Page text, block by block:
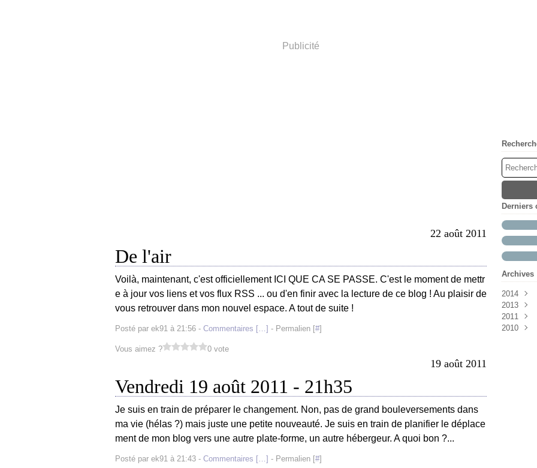
Publicité
22 août 2011
De l'air
Voilà, maintenant, c'est officiellement ICI QUE CA SE PASSE. C'est le moment de mettr
e à jour vos liens et vos flux RSS ... ou d'en finir avec la lecture de ce blog ! Au plaisir de
vous retrouver dans mon nouvel espace. A tout de suite !
Posté par ek91 à 21:56 - Commentaires […] - Permalien [#]
Vous aimez ? 0 vote
19 août 2011
Vendredi 19 août 2011 - 21h35
Je suis en train de préparer le changement. Non, pas de grand bouleversements dans
ma vie (hélas ?) mais juste une petite nouveauté. Je suis en train de planifier le déplace
ment de mon blog vers une autre plate-forme, un autre hébergeur. A quoi bon ?...
Posté par ek91 à 21:43 - Commentaires […] - Permalien [#]
Derniers
Archives
2014
Mai(1)
Avril
2013
Octobre
2011
Août
2010